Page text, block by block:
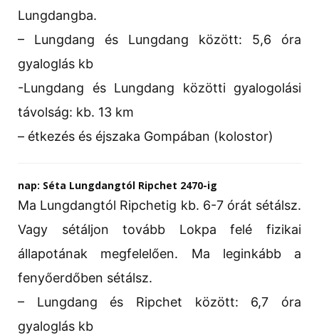
Lungdangba.
– Lungdang és Lungdang között: 5,6 óra
gyaloglás kb
-Lungdang és Lungdang közötti gyalogolási
távolság: kb. 13 km
– étkezés és éjszaka Gompában (kolostor)
nap: Séta Lungdangtól Ripchet 2470-ig
Ma Lungdangtól Ripchetig kb. 6-7 órát sétálsz.
Vagy sétáljon tovább Lokpa felé fizikai
állapotának megfelelően. Ma leginkább a
fenyőerdőben sétálsz.
– Lungdang és Ripchet között: 6,7 óra
gyaloglás kb